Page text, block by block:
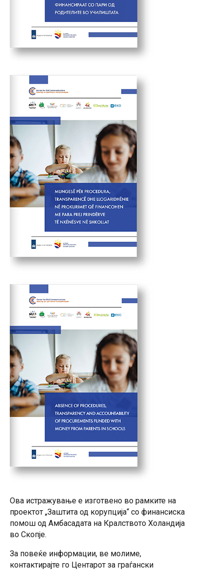
Ова истражување е изготвено во рамките на
проектот „Заштита од корупција“ со финансиска
помош од Амбасадата на Кралството Холандија
во Скопје.
За повеќе информации, ве молиме,
контактирајте го Центарот за граѓански